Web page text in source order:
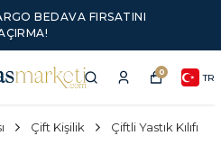
BEDAVA FIRSATINI
0 TR
Çift Kişilik Çiftli Yastık Kılıfı